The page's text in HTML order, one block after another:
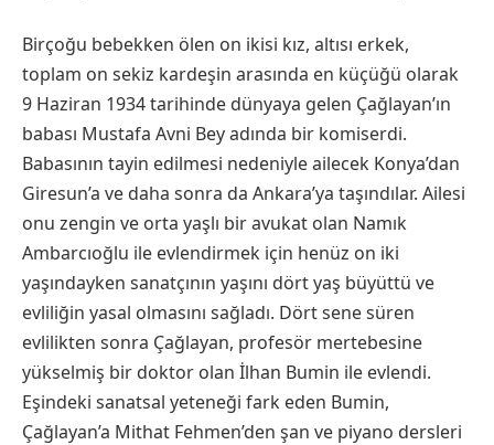
Birçoğu bebekken ölen on ikisi kız, altısı erkek,
toplam on sekiz kardeşin arasında en küçüğü olarak
9 Haziran 1934 tarihinde dünyaya gelen Çağlayan’ın
babası Mustafa Avni Bey adında bir komiserdi.
Babasının tayin edilmesi nedeniyle ailecek Konya’dan
Giresun’a ve daha sonra da Ankara’ya taşındılar. Ailesi
onu zengin ve orta yaşlı bir avukat olan Namık
Ambarcıoğlu ile evlendirmek için henüz on iki
yaşındayken sanatçının yaşını dört yaş büyüttü ve
evliliğin yasal olmasını sağladı. Dört sene süren
evlilikten sonra Çağlayan, profesör mertebesine
yükselmiş bir doktor olan İlhan Bumin ile evlendi.
Eşindeki sanatsal yeteneği fark eden Bumin,
Çağlayan’a Mithat Fehmen’den şan ve piyano dersleri